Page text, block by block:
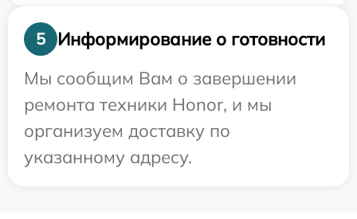
5
Информирование о готовности
Мы сообщим Вам о завершении
ремонта техники Honor, и мы
организуем доставку по
указанному адресу.